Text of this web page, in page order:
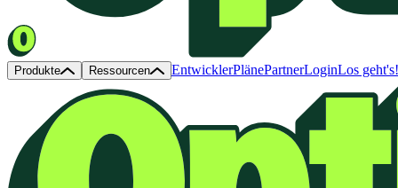
Produkte Ressourcen EntwicklerPlänePartnerLoginLos geht's!